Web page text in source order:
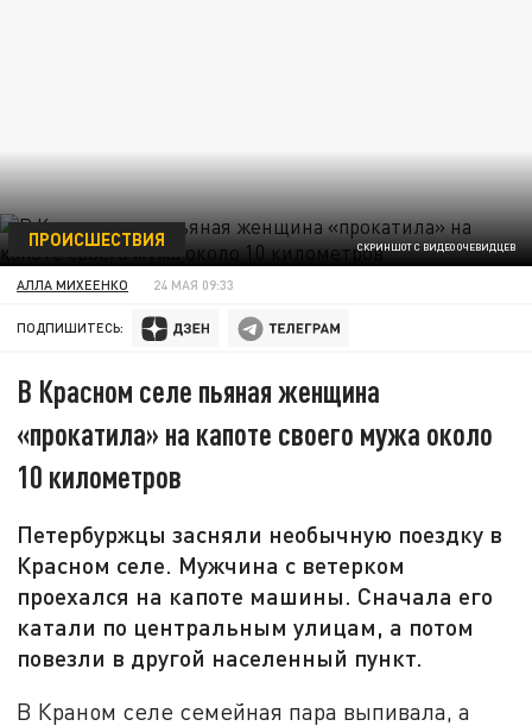
СКРИНШОТ С ВИДЕО ОЧЕВИДЦЕВ
ПРОИСШЕСТВИЯ
АЛЛА МИХЕЕНКО 24 МАЯ 09:33
ПОДПИШИТЕСЬ:
В Красном селе пьяная женщина
«прокатила» на капоте своего мужа около
10 километров
Петербуржцы засняли необычную поездку в
Красном селе. Мужчина с ветерком
проехался на капоте машины. Сначала его
катали по центральным улицам, а потом
повезли в другой населенный пункт.
В Краном селе семейная пара выпивала, а